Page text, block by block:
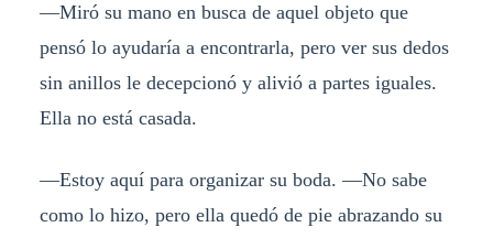
―Miró su mano en busca de aquel objeto que
pensó lo ayudaría a encontrarla, pero ver sus dedos
sin anillos le decepcionó y alivió a partes iguales.
Ella no está casada.
―Estoy aquí para organizar su boda. ―No sabe
como lo hizo, pero ella quedó de pie abrazando su